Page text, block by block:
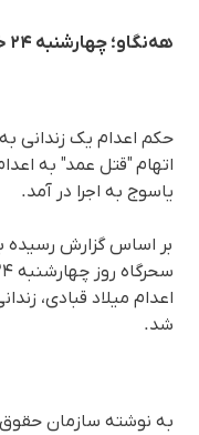
هه‌نگاو؛ چهارشنبه ۲۴ خرداد ۱۴۰۲
حکم اعدام یک زندانی
اتهام "قتل عمد" به
یاسوج به اجرا در آمد.
بر اساس گزارش رسیده
اعدام میلاد قبادی،
شد.
به نوشته سازمان حقوق